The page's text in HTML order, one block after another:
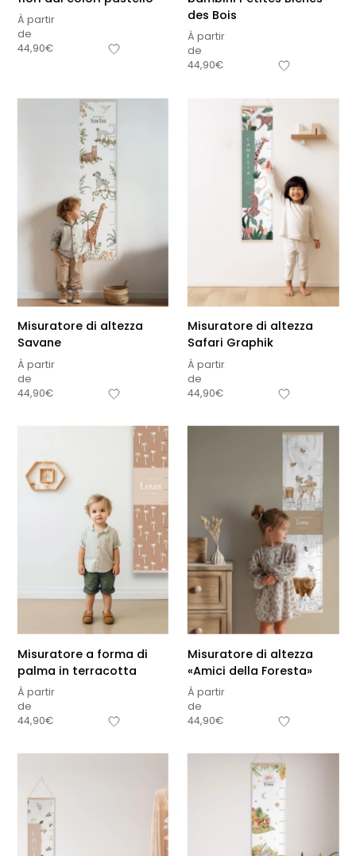
À partir
de
44,90€
des Bois
À partir
de
44,90€
Misuratore di altezza
Savane
À partir
de
44,90€
Misuratore di altezza
Safari Graphik
À partir
de
44,90€
Misuratore a forma di
palma in terracotta
À partir
de
44,90€
Misuratore di altezza
«Amici della Foresta»
À partir
de
44,90€